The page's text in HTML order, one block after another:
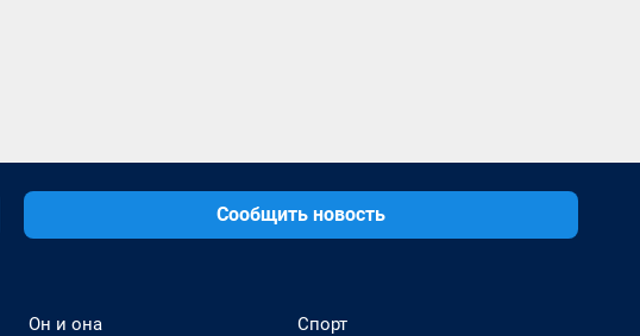
Сообщить новость
Он и она
Спорт